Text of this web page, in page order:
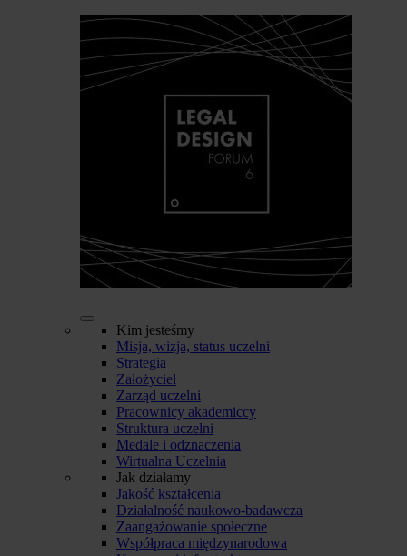
Kim jesteśmy
Misja, wizja, status uczelni
Strategia
Założyciel
Zarząd uczelni
Pracownicy akademiccy
Struktura uczelni
Medale i odznaczenia
Wirtualna Uczelnia
Jak działamy
Jakość kształcenia
Działalność naukowo-badawcza
Zaangażowanie społeczne
Współpraca międzynarodowa